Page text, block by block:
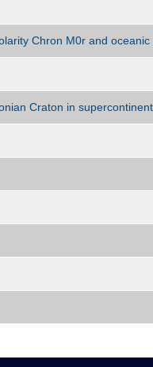
Chron M0r and
Craton in